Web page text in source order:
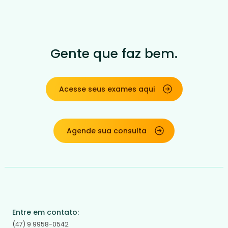
Gente que faz bem.
Acesse seus exames aqui
Agende sua consulta
Entre em contato:
(47) 9 9958-0542